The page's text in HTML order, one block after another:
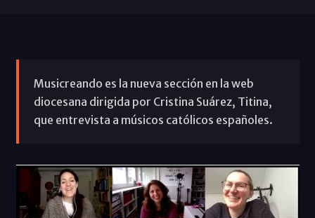
Musicreando es la nueva sección en la web
diocesana dirigida por Cristina Suárez, Titina,
que entrevista a músicos católicos españoles.